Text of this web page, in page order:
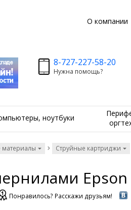
О компании
8-727-227-58-20
Нужна помощь?
ноутбуки
материалы Струйные картриджи
Epson
Понравилось? Расскажи друзьям!